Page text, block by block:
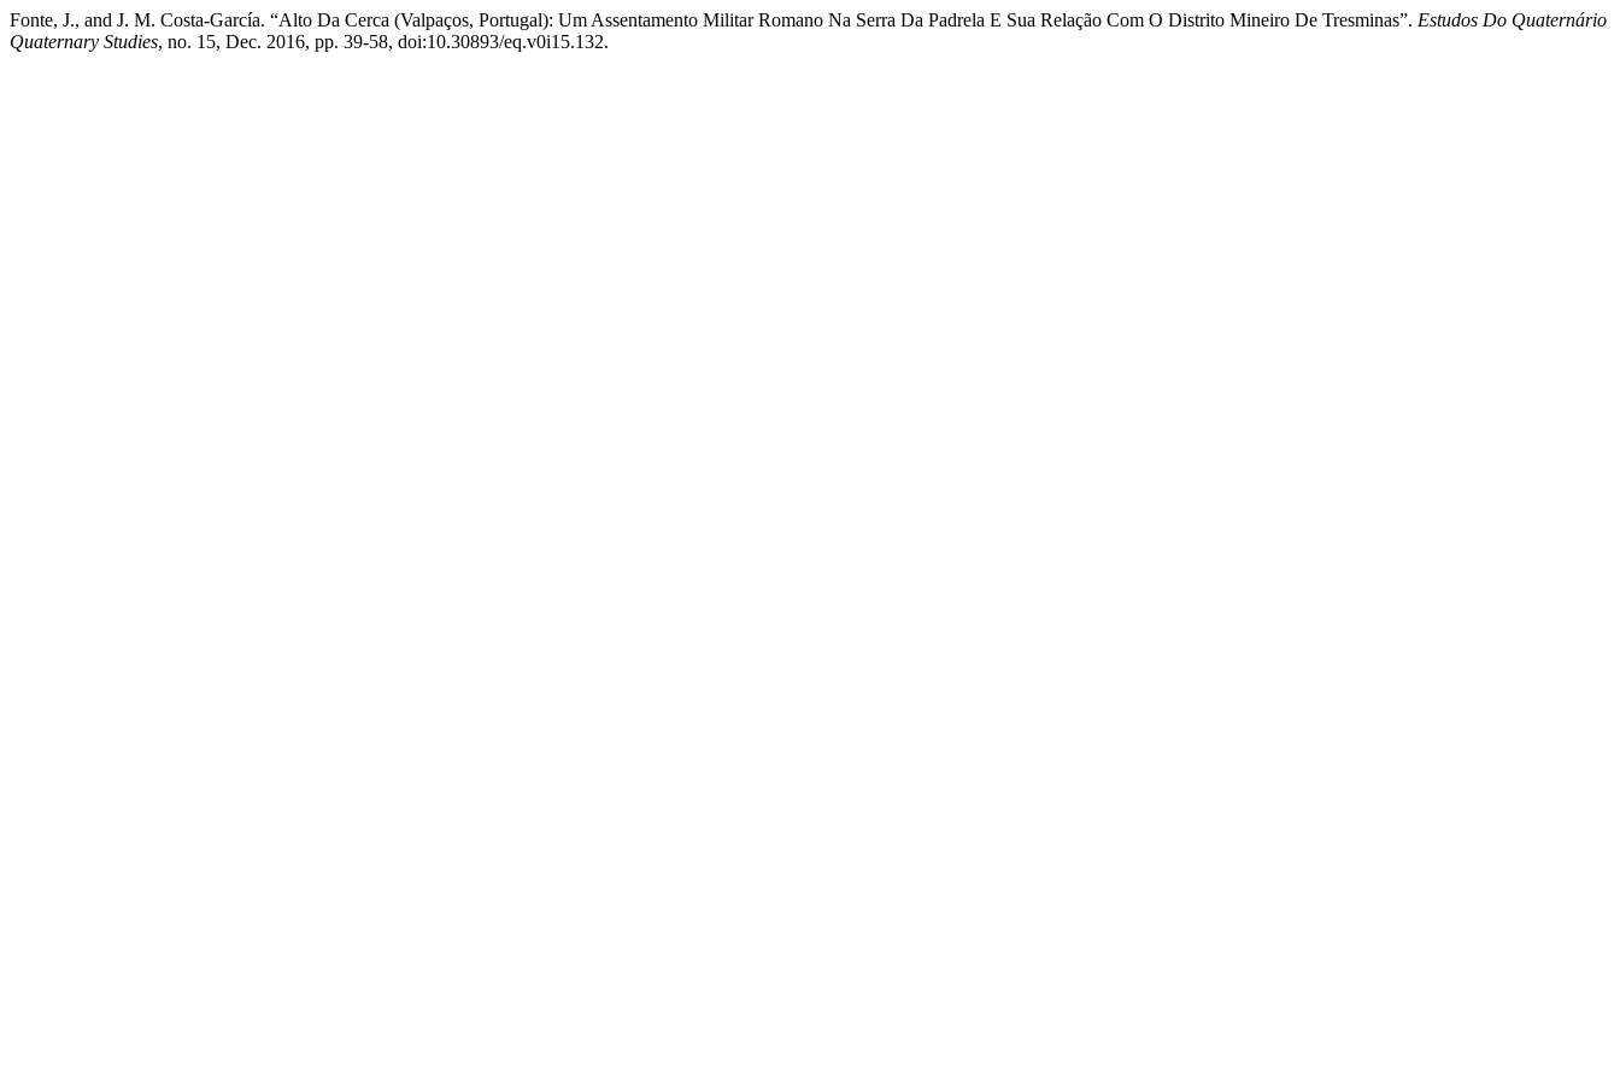
Fonte, J., and J. M. Costa-García. “Alto Da Cerca (Valpaços, Portugal): Um Assentamento Militar Romano Na Serra Da Padrela E Sua Relação Com O Distrito Mineiro De Tresminas”. Estudos Do Quaternário
Quaternary Studies, no. 15, Dec. 2016, pp. 39-58, doi:10.30893/eq.v0i15.132.